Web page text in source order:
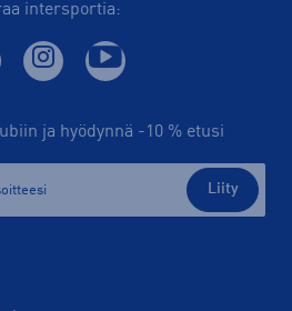
intersportia:
ja hyödynnä -10 % etusi
Liity